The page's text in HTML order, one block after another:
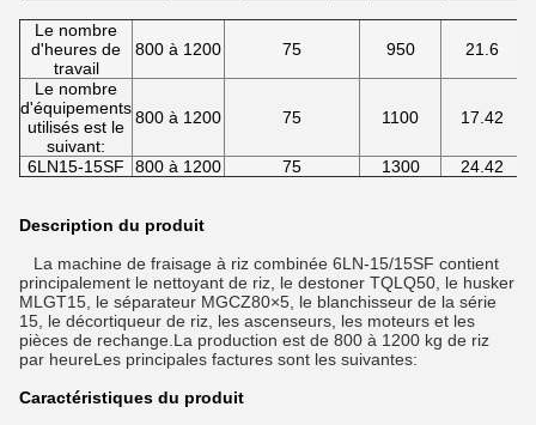
Le nombre
d'heures de
travail
800 à 1200 75 950 21.6
Le nombre
d'équipements
utilisés est le
suivant:
800 à 1200 75 1100 17.42
6LN15-15SF 800 à 1200 75 1300 24.42
Description du produit
La machine de fraisage à riz combinée 6LN-15/15SF contient
principalement le nettoyant de riz, le destoner TQLQ50, le husker
MLGT15, le séparateur MGCZ80×5, le blanchisseur de la série
15, le décortiqueur de riz, les ascenseurs, les moteurs et les
pièces de rechange.La production est de 800 à 1200 kg de riz
par heureLes principales factures sont les suivantes:
Caractéristiques du produit